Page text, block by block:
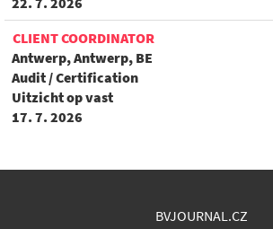
CLIENT COORDINATOR
Antwerp, Antwerp, BE
Audit / Certification
Uitzicht op vast
17. 7. 2026
BVJOURNAL.CZ